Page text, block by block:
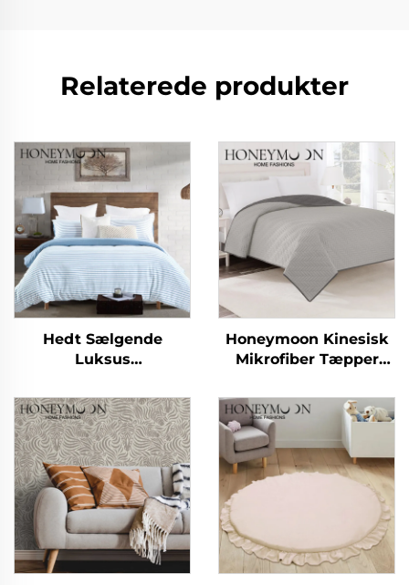
Relaterede produkter
Hedt Sælgende
Luksus
Bløde Greb 90 g/m²
Kationiske Strimle
Duvettrækssæt 3-dels
Honeymoon Kinesisk
Mikrofiber Tæpper
Sengetæpper &
Overdækninger